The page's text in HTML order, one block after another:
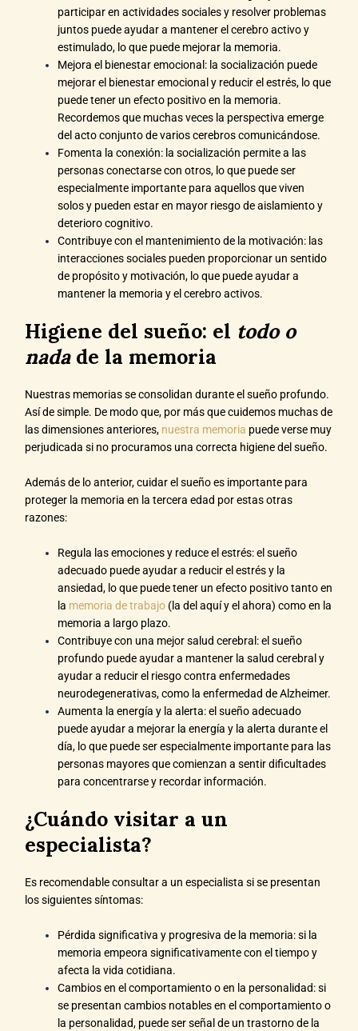
participar en actividades sociales y resolver problemas
juntos puede ayudar a mantener el cerebro activo y
estimulado, lo que puede mejorar la memoria.
Mejora el bienestar emocional: la socialización puede
mejorar el bienestar emocional y reducir el estrés, lo que
puede tener un efecto positivo en la memoria.
Recordemos que muchas veces la perspectiva emerge
del acto conjunto de varios cerebros comunicándose.
Fomenta la conexión: la socialización permite a las
personas conectarse con otros, lo que puede ser
especialmente importante para aquellos que viven
solos y pueden estar en mayor riesgo de aislamiento y
deterioro cognitivo.
Contribuye con el mantenimiento de la motivación: las
interacciones sociales pueden proporcionar un sentido
de propósito y motivación, lo que puede ayudar a
mantener la memoria y el cerebro activos.
Higiene del sueño: el todo o
nadade la memoria
Nuestras memorias se consolidan durante el sueño profundo.
Así de simple. De modo que, por más que cuidemos muchas de
las dimensiones anteriores, nuestra memoria puede verse muy
perjudicada si no procuramos una correcta higiene del sueño.
Además de lo anterior, cuidar el sueño es importante para
proteger la memoria en la tercera edad por estas otras
razones:
Regula las emociones y reduce el estrés: el sueño
adecuado puede ayudar a reducir el estrés y la
ansiedad, lo que puede tener un efecto positivo tanto en
la memoria de trabajo (la del aquí y el ahora) como en la
memoria a largo plazo.
Contribuye con una mejor salud cerebral: el sueño
profundo puede ayudar a mantener la salud cerebral y
ayudar a reducir el riesgo contra enfermedades
neurodegenerativas, como la enfermedad de Alzheimer.
Aumenta la energía y la alerta: el sueño adecuado
puede ayudar a mejorar la energía y la alerta durante el
día, lo que puede ser especialmente importante para las
personas mayores que comienzan a sentir dificultades
para concentrarse y recordar información.
¿Cuándo visitar a un
especialista?
Es recomendable consultar a un especialista si se presentan
los siguientes síntomas:
Pérdida significativa y progresiva de la memoria: si la
memoria empeora significativamente con el tiempo y
afecta la vida cotidiana.
Cambios en el comportamiento o en la personalidad: si
se presentan cambios notables en el comportamiento o
la personalidad, puede ser señal de un trastorno de la